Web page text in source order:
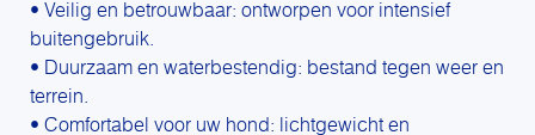
• Veilig en betrouwbaar: ontworpen voor intensief
buitengebruik.
• Duurzaam en waterbestendig: bestand tegen weer en
terrein.
• Comfortabel voor uw hond: lichtgewicht en